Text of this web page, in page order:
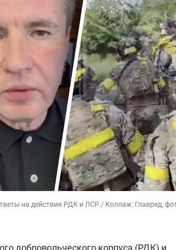
на действия РДК и ЛСР / Коллаж: Главред,
добровольческого корпуса (РДК) и